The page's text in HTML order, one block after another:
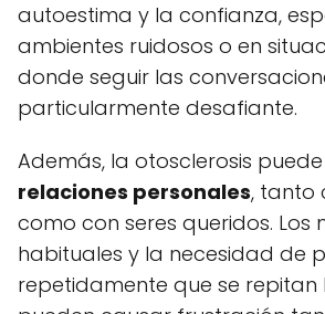
autoestima y la confianza,
ambientes ruidosos o en
donde seguir las
particularmente desafiante.
Además, la otosclerosis puede
relaciones personales, tanto
como con seres queridos. Los
habituales y la necesidad de
repetidamente que se repitan